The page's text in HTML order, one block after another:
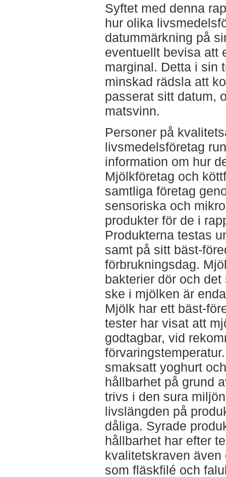
Syftet med denna
hur olika
datummärkning på
eventuellt bevisa att
marginal. Detta i sin
minskad rädsla att
passerat sitt datum,
matsvinn.
Personer på
livsmedelsföretag
information om hur
Mjölkföretag och
samtliga företag
sensoriska och
produkter för de i
Produkterna testas
samt på sitt bäst-
förbrukningsdag.
bakterier dör och
ske i mjölken är
Mjölk har ett bäst-
tester har visat att
godtagbar, vid
smaksatt yoghurt
hållbarhet på grund
trivs i den sura
livslängden på
dåliga. Syrade
hållbarhet har efter
kvalitetskraven även
som fläskfilé och